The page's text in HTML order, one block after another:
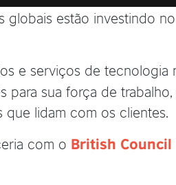
globais estão investindo
e serviços de
sua força de
lidam com os clientes.
com o British Council